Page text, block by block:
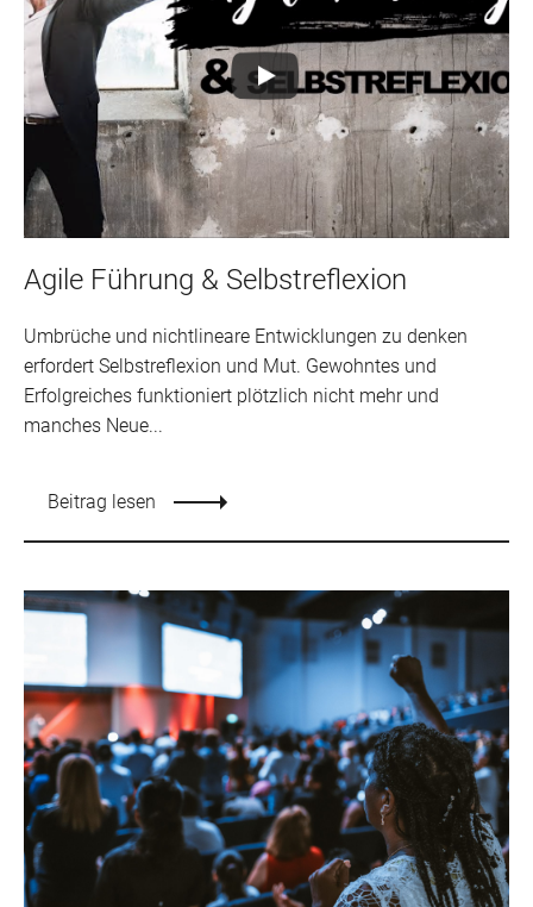
Agile Führung & Selbstreflexion
Umbrüche und nichtlineare Entwicklungen zu denken
erfordert Selbstreflexion und Mut. Gewohntes und
Erfolgreiches funktioniert plötzlich nicht mehr und
manches Neue...
Beitrag lesen